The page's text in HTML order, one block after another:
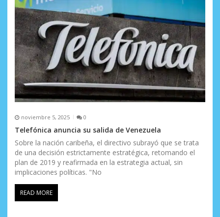
noviembre 5, 2025 0
Telefónica anuncia su salida de Venezuela
Sobre la nación caribeña, el directivo subrayó que se trata
de una decisión estrictamente estratégica, retomando el
plan de 2019 y reafirmada en la estrategia actual, sin
implicaciones políticas. "No
READ MORE